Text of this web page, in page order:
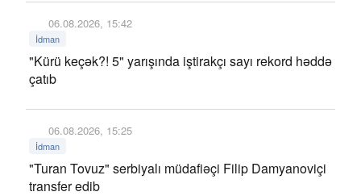
06.08.2026, 15:42
İdman
"Kürü keçək?! 5" yarışında iştirakçı sayı rekord həddə
çatıb
06.08.2026, 15:25
İdman
"Turan Tovuz" serbiyalı müdafiəçi Filip Damyanoviçi
transfer edib